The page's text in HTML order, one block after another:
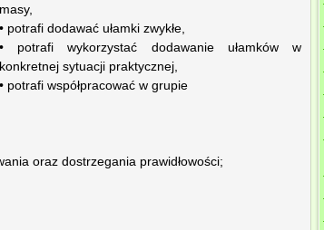
masy,
• potrafi dodawać ułamki zwykłe,
• potrafi wykorzystać dodawanie ułamków w
konkretnej sytuacji praktycznej,
• potrafi współpracować w grupie
oraz dostrzegania prawidłowości;